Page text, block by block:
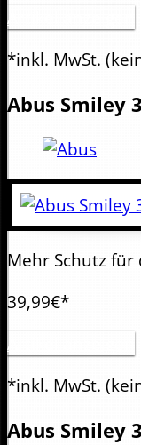
Artikel anzeigen
*inkl. MwSt.
Abus Smiley
Mehr Schutz für
39,99€*
Artikel anzeigen
*inkl. MwSt.
Abus Smiley